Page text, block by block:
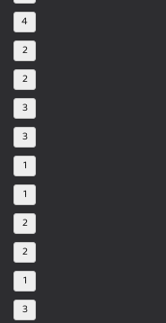
4
2
2
3
3
1
1
2
2
1
3